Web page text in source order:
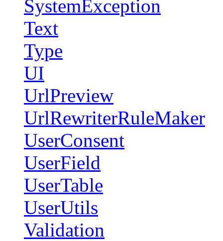
SystemException
Text
Type
UI
UrlPreview
UrlRewriterRuleMaker
UserConsent
UserField
UserTable
UserUtils
Validation